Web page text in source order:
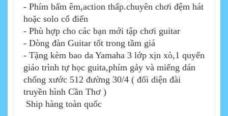
- Phím bấm êm,action thấp.chuyên chơi đệm hát
hoặc solo cổ điển
- Phù hợp cho các bạn mới tập chơi guitar
- Dòng đàn Guitar tốt trong tầm giá
- Tặng kèm bao da Yamaha 3 lớp xịn xò,1 quyển
giáo trình tự học guita,phím gảy và miếng dán
chống xước 512 đường 30/4 ( đối diện đài
truyền hình Cần Thơ )
Ship hàng toàn quốc